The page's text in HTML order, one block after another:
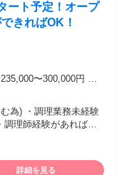
ート予定！オープ
きればOK！
〜300,000円 固
給 有資格者は
為) ・調理業務未経験
理師経験があれば尚
詳細を見る